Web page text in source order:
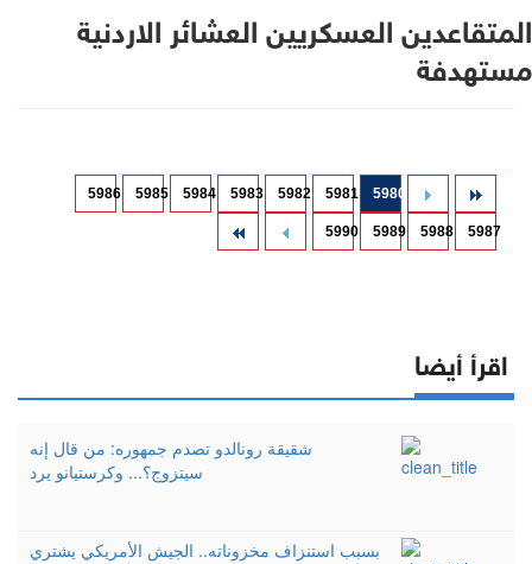
المتقاعدين العسكريين العشائر الاردنية
مستهدفة
5980
5981
5982
5983
5984
5985
5986
5987
5988
5989
5990
اقرأ أيضا
شقيقة رونالدو تصدم جمهوره: من قال إنه
سيتزوج؟... وكرستيانو يرد
بسبب استنزاف مخزوناته.. الجيش الأمريكي يشتري